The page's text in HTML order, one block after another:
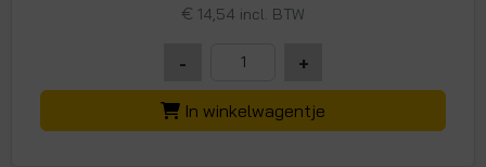
€ 14,54 incl. BTW
- +
In winkelwagentje